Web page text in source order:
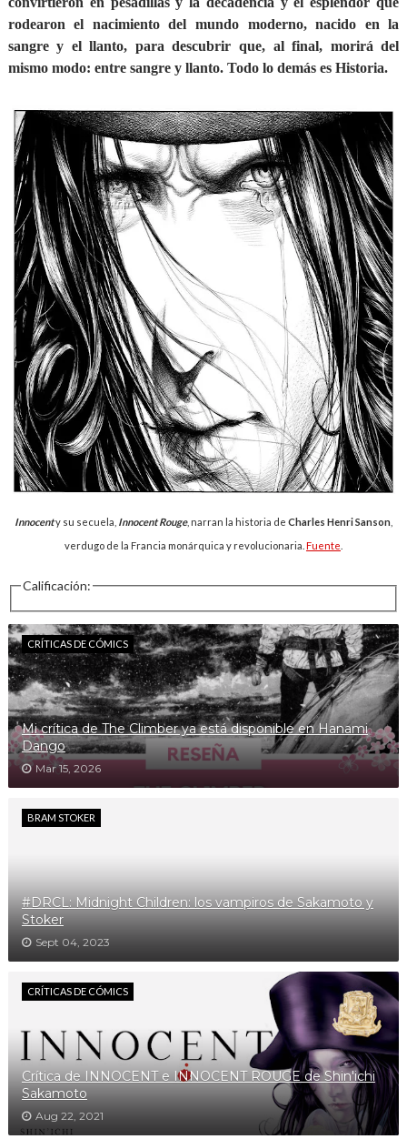
rodearon el nacimiento del mundo moderno, nacido en la
sangre y el llanto, para descubrir que, al final, morirá del
mismo modo: entre sangre y llanto. Todo lo demás es Historia.
Innocenty su secuela, Innocent Rouge, narran la historia de Charles Henri Sanson
verdugo de la Francia monárquica y revolucionaria. Fuente
Calificación:
CRÍTICAS DE CÓMICS
Mi crítica de The Climber ya está disponible en Hanami
Dango
Mar 15, 2026
BRAM STOKER
#DRCL: Midnight Children: los vampiros de Sakamoto y
Stoker
Sept 04, 2023
CRÍTICAS DE CÓMICS
Crítica de INNOCENT e INNOCENT ROUGE de Shin'ichi
Sakamoto
Aug 22, 2021